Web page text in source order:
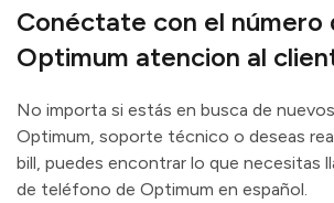
Conéctate con el número
Optimum atencion al
No importa si estás en busca de
Optimum, soporte técnico o deseas
bill, puedes encontrar lo que necesitas
de teléfono de Optimum en español.